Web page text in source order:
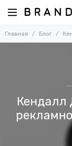
Главная Блог
Кендалл